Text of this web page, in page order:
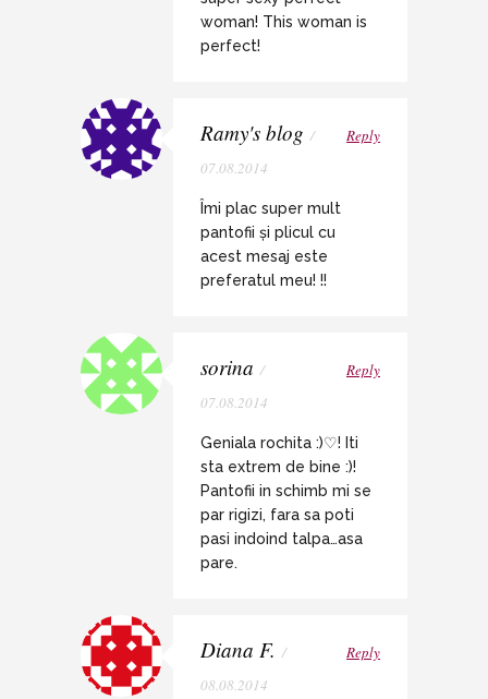
woman! This woman is
perfect!
Ramy's blog /
07.08.2014
Reply
Îmi plac super mult
pantofii și plicul cu
acest mesaj este
preferatul meu! !!
sorina /
07.08.2014
Reply
Geniala rochita :)♡! Iti
sta extrem de bine :)!
Pantofii in schimb mi se
par rigizi, fara sa poti
pasi indoind talpa…asa
pare.
Diana F. /
08.08.2014
Reply